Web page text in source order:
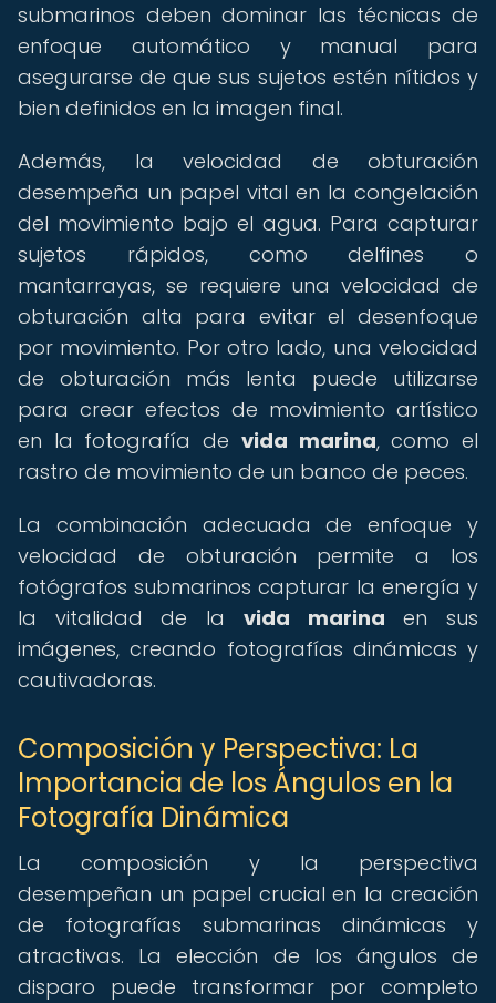
submarinos deben dominar las técnicas de
enfoque automático y manual para
asegurarse de que sus sujetos estén nítidos y
bien definidos en la imagen final.
Además, la velocidad de obturación
desempeña un papel vital en la congelación
del movimiento bajo el agua. Para capturar
sujetos rápidos, como delfines o
mantarrayas, se requiere una velocidad de
obturación alta para evitar el desenfoque
por movimiento. Por otro lado, una velocidad
de obturación más lenta puede utilizarse
para crear efectos de movimiento artístico
en la fotografía de vida marina, como el
rastro de movimiento de un banco de peces.
La combinación adecuada de enfoque y
velocidad de obturación permite a los
fotógrafos submarinos capturar la energía y
la vitalidad de la vida marina en sus
imágenes, creando fotografías dinámicas y
cautivadoras.
Composición y Perspectiva: La
Importancia de los Ángulos en la
Fotografía Dinámica
La composición y la perspectiva
desempeñan un papel crucial en la creación
de fotografías submarinas dinámicas y
atractivas. La elección de los ángulos de
disparo puede transformar por completo